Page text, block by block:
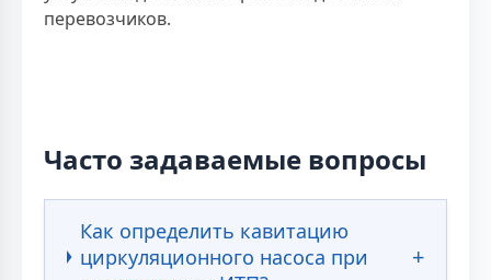
перевозчиков.
Часто задаваемые вопросы
Как определить кавитацию
циркуляционного насоса при